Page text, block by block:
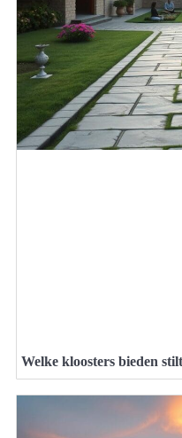
Welke kloosters bieden